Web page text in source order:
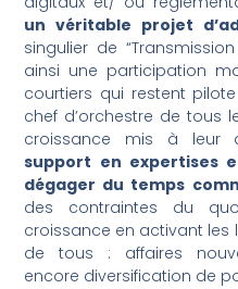
un véritable projet
singulier de
ainsi une participation
courtiers qui restent
chef d’orchestre de tous
croissance mis à leur
support en expertises
dégager du temps
des contraintes du
croissance en activant les
de tous : affaires
encore diversification de